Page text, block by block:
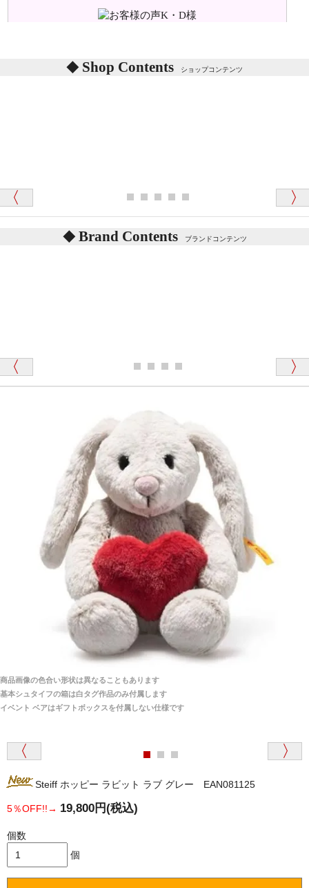
味などがありますか？
詳しくはこちらをご覧ください。
体をねかせたりおこしたりすると「グーグー」と鳴く
記載しておりますので、ぜひ探してみてください。
ディベアがいます。
「スクエーカー内蔵」と記載しておりますので、ぜひ
探してみてください。
シュタイフ社製品の実物を見ることはできますか？
当店はネット販売ですので実物をお見せすることが
できません。
海外からのお取り寄せと言うことですが、商品はきち
んと届きますか？
ご安心ください！商品は確実にお届けします。
商品は直接海外から届くのですか。受取の際、関税な
どはかかりますか？
商品は全て当店へ入荷させたのち欠品を行いお客様
関税はすべて当店にて処理しますのでお客様のご負担
は一切ありません。
商品が届くまでにはどのくらいの期間がかかります
か？
国内で一度検品をしますので、決済確認後、２～４
週間でのお届けとなります。
尚、オーダー注文の場合は４～８週間でのお届けとな
（稀に、通関手続き等に時間がかかり、納期が遅れる
場合がありますので、ご了承の程よろしくお願い致し
東京都 M・K 様 （女性）
「対応はどちらも丁寧でした。値段と他の融通
「商品説明が細やかで丁寧であったことです」
「前に買ったことがあったお店でしたので」
千葉県 U・Y 様 （女性）
「ChatGPTを利用したところ「くまの小屋」さ
んを紹介され…」
埼玉県 S・W 様
「送られる際にメールなどで届けて頂きとても
安心感がありました」
大阪府 Y・W 様 （男性）
「取り扱っているNetショップで一番信用出来
兵庫県 A・K 様 （女性）
「ベアちゃんの紹介分が丁寧に書かれていたこ
Shop Contents ショップコンテンツ
Brand Contents ブランドコンテンツ
商品画像の色合い形状は異なることもあります
基本シュタイフの箱は白タグ作品のみ付属します
イベント ベアはギフトボックスを付属しない仕様です
Steiff ホッピー ラビット ラブ グレー EAN081125
5％OFF!!→ 19,800円(税込)
個数
個